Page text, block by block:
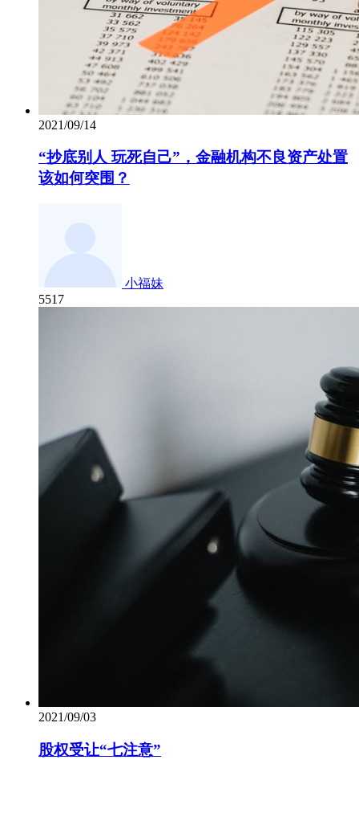
2021/09/14
“抄底别人 玩死自己”，金融机构不良资产处置
该如何突围？
小福妹
5517
2021/09/03
股权受让“七注意”